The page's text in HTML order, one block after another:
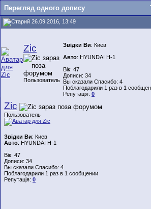
Перегляд одного допису
26.09.2016, 13:49
Zic
Пользователь
Звідки Ви: Киев
Авто: HYUNDAI H-1
Вік: 47
Дописи: 34
Вы сказали Спасибо: 4
Поблагодарили 1 раз в 1
Репутація: 0
Zic
Пользователь
Звідки Ви: Киев
Авто: HYUNDAI H-1
Вік: 47
Дописи: 34
Вы сказали Спасибо: 4
Поблагодарили 1 раз в 1 сообщении
Репутація: 0